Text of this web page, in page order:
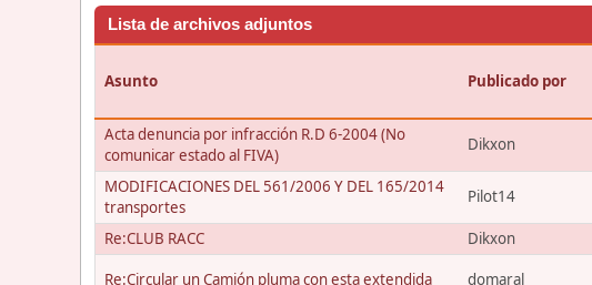
Lista de archivos adjuntos
Asunto Publicado por
Acta denuncia por infracción R.D 6-2004 (No
comunicar estado al FIVA)
Dikxon
MODIFICACIONES DEL 561/2006 Y DEL 165/2014
transportes
Pilot14
Re:CLUB RACC Dikxon
Re:Circular un Camión pluma con esta extendida domaral